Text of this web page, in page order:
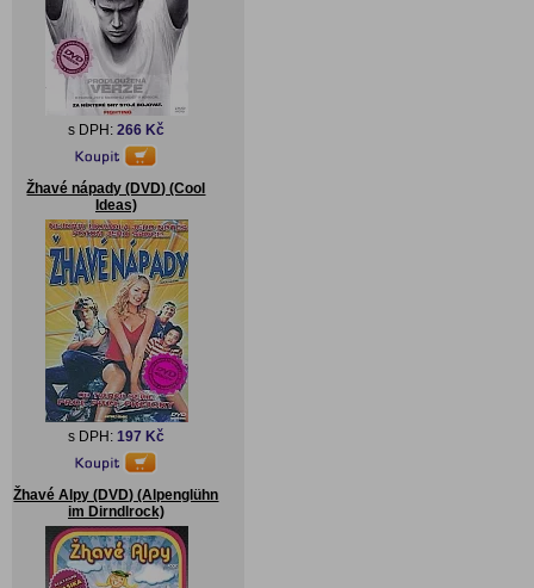
s DPH: 266 Kč
Žhavé nápady (DVD) (Cool
Ideas)
s DPH: 197 Kč
Žhavé Alpy (DVD) (Alpenglühn
im Dirndlrock)